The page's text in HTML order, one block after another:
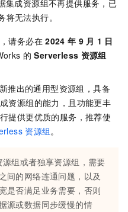
集成资源组不再提供服务，已
无法执行。
请务必在 2024 年 9 月 1 日
的 Serverless 资源组
新推出的通用型资源组，具备
资源组的能力，且功能更丰
提供更优质的服务，推荐使
资源组。
源组或者独享资源组，需要
间的网络连通问题，以及
是否满足业务需要，否则
源或数据同步缓慢的情